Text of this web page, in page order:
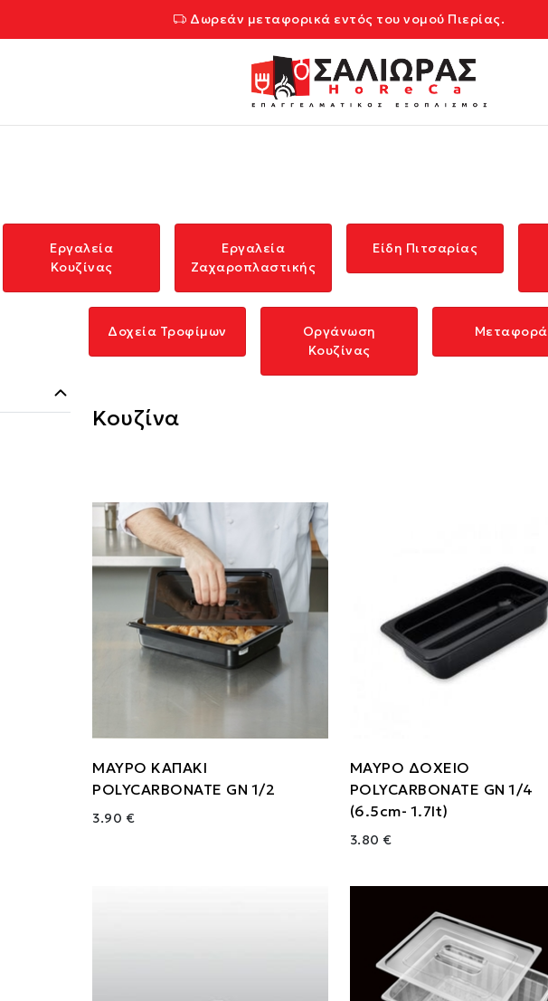
Δωρεάν μεταφορικά εντός του νομού Πιερίας.
Εργαλεία
Κουζίνας
Εργαλεία
Ζαχαροπλαστικής
Είδη Πιτσαρίας
Δοχεία Τροφίμων
Οργάνωση
Κουζίνας
Μεταφορά
Κουζίνα
ΜΑΥΡΟ ΚΑΠΑΚΙ
POLYCARBONATE GN 1/2
3.90 €
ΜΑΥΡΟ ΔΟΧΕΙΟ
POLYCARBONATE GN 1/4
(6.5cm- 1.7lt)
3.80 €